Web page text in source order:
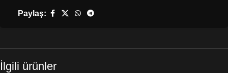
Paylaş:
İlgili ürünler